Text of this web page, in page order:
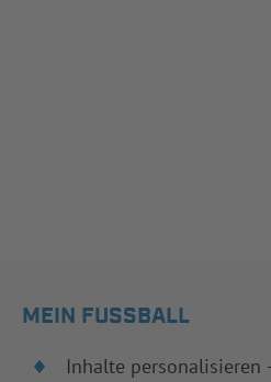
MEIN FUSSBALL
Inhalte personalisieren